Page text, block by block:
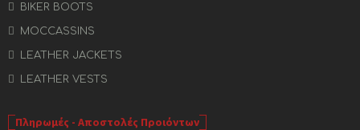
BIKER BOOTS
MOCCASSINS
LEATHER JACKETS
LEATHER VESTS
Πληρωμές - Αποστολές Προιόντων